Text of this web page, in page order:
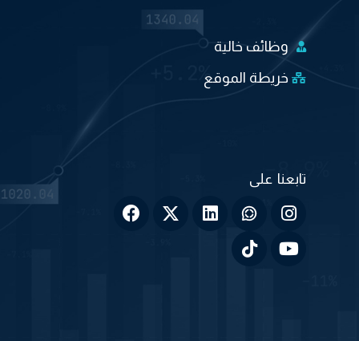
وظائف خالية
خريطة الموقع